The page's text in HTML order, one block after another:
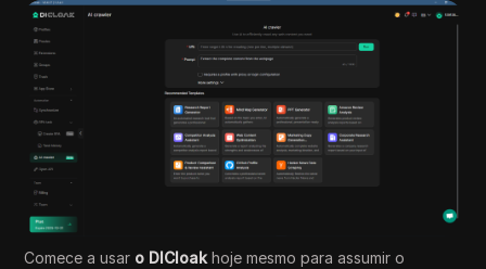
Comece a usar o DICloakhoje mesmo para assumir o